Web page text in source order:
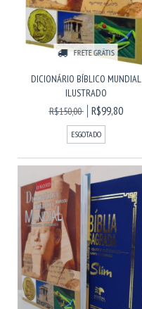
FRETE GRÁTIS
DICIONÁRIO BÍBLICO MUNDIAL
ILUSTRADO
R$150,00
R$99,80
ESGOTADO